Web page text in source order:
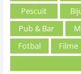
Pescuit
Pub & Bar
Fotbal
Filme